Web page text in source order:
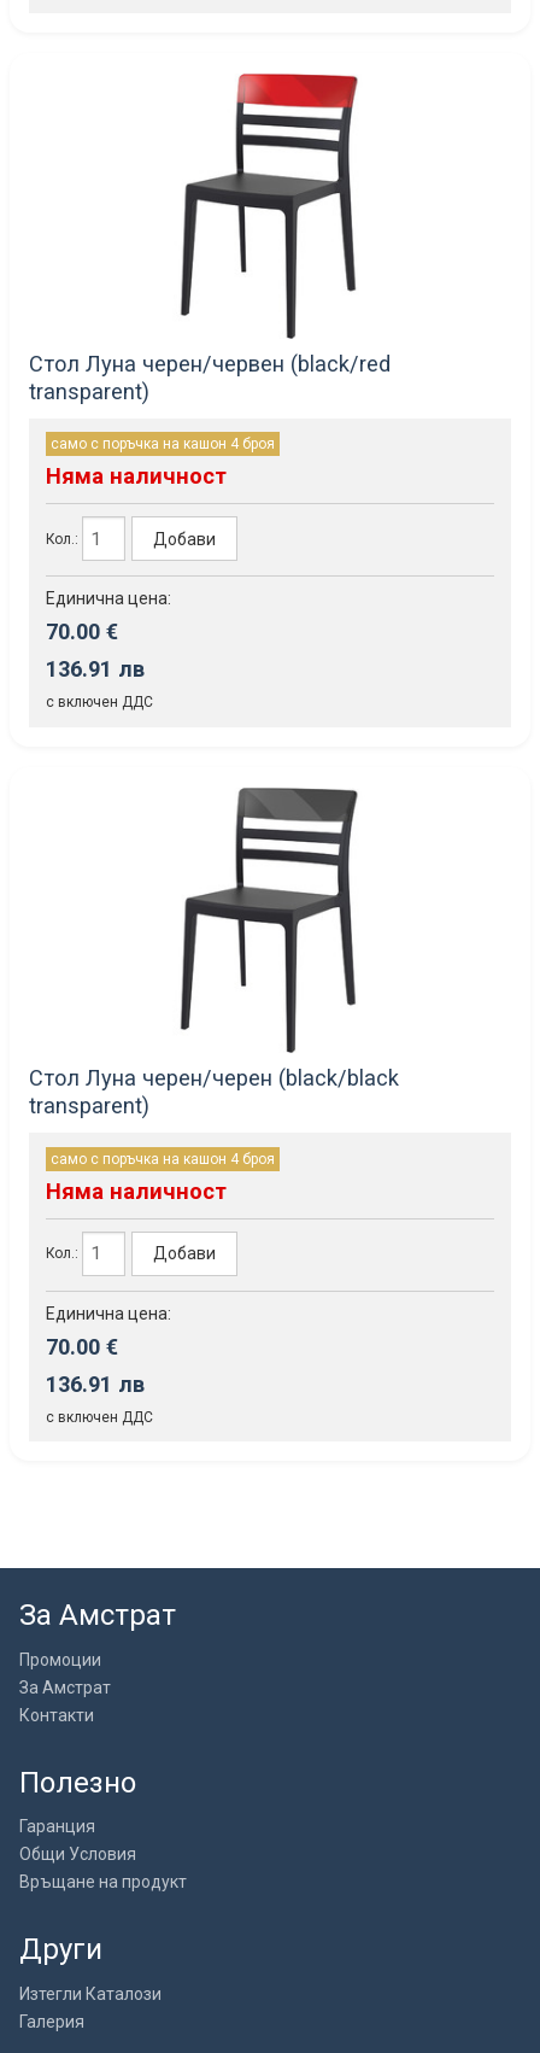
Стол Луна черен/червен (black/red
transparent)
само с поръчка на кашон 4 броя
Няма наличност
Кол.: Добави
Единична цена:
70.00 €
136.91 лв
с включен ДДС
Стол Луна черен/черен (black/black
transparent)
само с поръчка на кашон 4 броя
Няма наличност
Кол.: Добави
Единична цена:
70.00 €
136.91 лв
с включен ДДС
За Амстрат
Промоции
За Амстрат
Контакти
Полезно
Гаранция
Общи Условия
Връщане на продукт
Други
Изтегли Каталози
Галерия